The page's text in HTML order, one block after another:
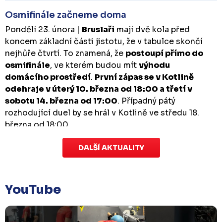
Osmifinále začneme doma
Pondělí 23. února | Bruslaři mají dvě kola před
koncem základní části jistotu, že v tabulce skončí
nejhůře čtvrtí. To znamená, že postoupí přímo do
osmifinále, ve kterém budou mítvýhodu
domácího prostředí. První zápas se v Kotlině
odehraje v úterý 10. března od 18:00 a třetí v
sobotu 14. března od 17:00. Případný pátý
rozhodující duel by se hrál v Kotlině ve středu 18.
března od 18:00.
Zápas dorostu je odložen
které se mělo odehrát v pátek 30. ledna ve 14:15,
odloženo!Odehraje se v náhradním termínu, o
kterém se bude jednat.
DALŠÍ AKTUALITY
YouTube